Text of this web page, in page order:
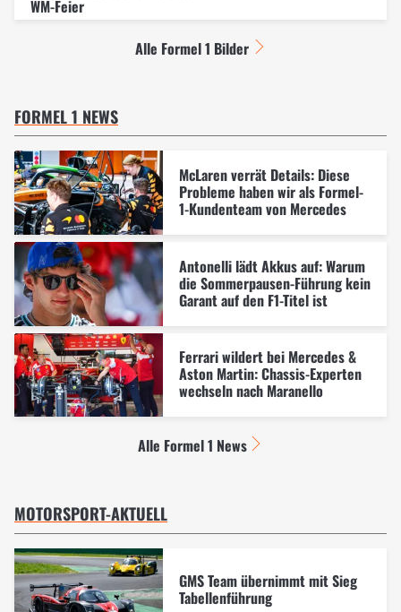
WM-Feier
Alle Formel 1 Bilder
FORMEL 1 NEWS
McLaren verrät Details: Diese
Probleme haben wir als Formel-
1-Kundenteam von Mercedes
Antonelli lädt Akkus auf: Warum
die Sommerpausen-Führung kein
Garant auf den F1-Titel ist
Ferrari wildert bei Mercedes &
Aston Martin: Chassis-Experten
wechseln nach Maranello
Alle Formel 1 News
MOTORSPORT-AKTUELL
GMS Team übernimmt mit Sieg
Tabellenführung